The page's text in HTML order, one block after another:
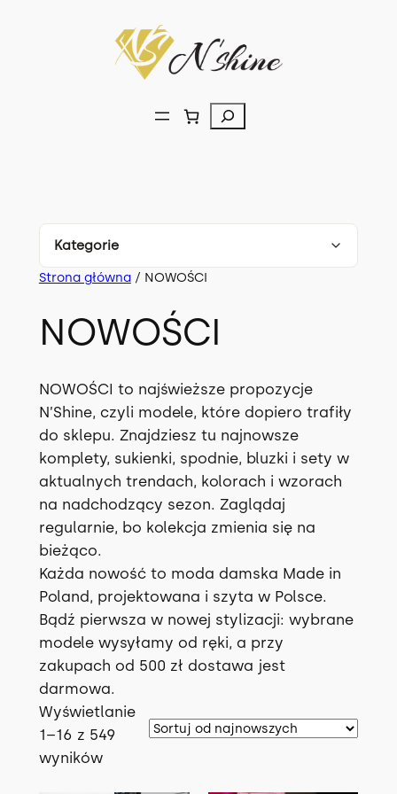
Szukaj
Kategorie
Komplety
Bluzki
Dzwony
Dresowe 19
Kolarki 16
Siatka
Kombinezony 69
Szorty 33
Sukienki
Spódniczki
Bikini
Koszule
Marynarki
Dodatki 27
Czapki i kominy
Strona główna/ NOWOŚCI
NOWOŚCI
NOWOŚCI to najświeższe propozycje
N’Shine, czyli modele, które dopiero trafiły
do sklepu. Znajdziesz tu najnowsze
komplety, sukienki, spodnie, bluzki i sety w
aktualnych trendach, kolorach i wzorach
na nadchodzący sezon. Zaglądaj
regularnie, bo kolekcja zmienia się na
bieżąco.
Każda nowość to moda damska Made in
Poland, projektowana i szyta w Polsce.
Bądź pierwsza w nowej stylizacji: wybrane
modele wysyłamy od ręki, a przy
zakupach od 500 zł dostawa jest
darmowa.
Wyświetlanie
1–16 z 549
wynikówP